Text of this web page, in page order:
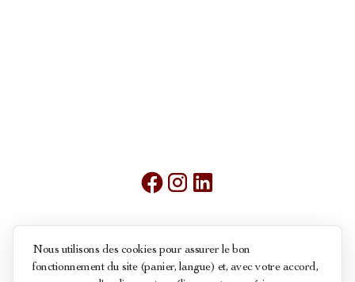
Conditions générales de ventes
Nous utilisons des cookies pour assurer le bon
fonctionnement du site (panier, langue) et, avec votre accord,